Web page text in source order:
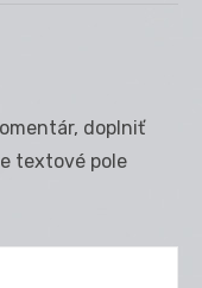
doplniť
textové pole